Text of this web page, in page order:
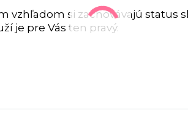
vzhľadom si zachovávajú status
je pre Vás ten pravý.